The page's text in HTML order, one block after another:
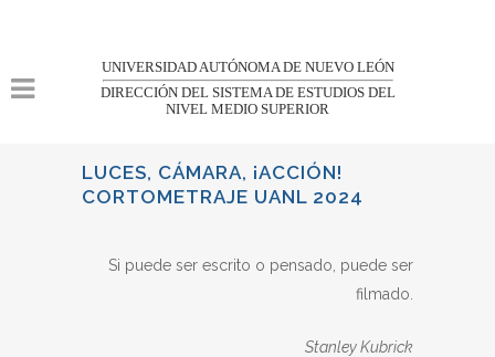
UNIVERSIDAD AUTÓNOMA DE NUEVO LEÓN
DIRECCIÓN DEL SISTEMA DE ESTUDIOS DEL
NIVEL MEDIO SUPERIOR
LUCES, CÁMARA, ¡ACCIÓN!
CORTOMETRAJE UANL 2024
Si puede ser escrito o pensado, puede ser
filmado.
Stanley Kubrick